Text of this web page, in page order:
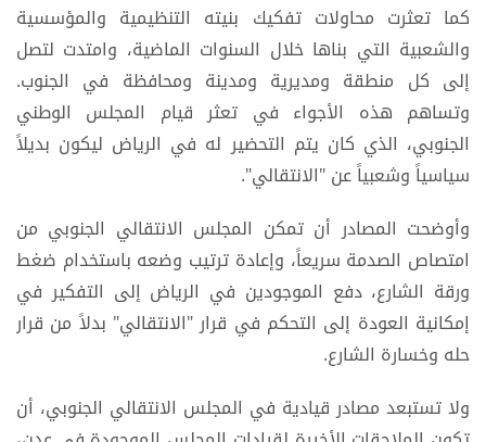
كما تعثرت محاولات تفكيك بنيته التنظيمية والمؤسسية
والشعبية التي بناها خلال السنوات الماضية، وامتدت لتصل
إلى كل منطقة ومديرية ومدينة ومحافظة في الجنوب.
وتساهم هذه الأجواء في تعثر قيام المجلس الوطني
الجنوبي، الذي كان يتم التحضير له في الرياض ليكون بديلاً
سياسياً وشعبياً عن "الانتقالي".
وأوضحت المصادر أن تمكن المجلس الانتقالي الجنوبي من
امتصاص الصدمة سريعاً، وإعادة ترتيب وضعه باستخدام ضغط
ورقة الشارع، دفع الموجودين في الرياض إلى التفكير في
إمكانية العودة إلى التحكم في قرار "الانتقالي" بدلاً من قرار
حله وخسارة الشارع.
ولا تستبعد مصادر قيادية في المجلس الانتقالي الجنوبي، أن